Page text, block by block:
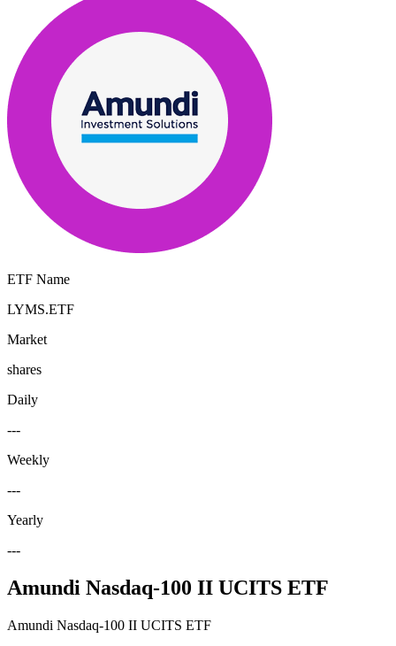
ETF Name
LYMS.ETF
Market
shares
Daily
---
Weekly
---
Yearly
---
Amundi Nasdaq-100 II UCITS ETF
Amundi Nasdaq-100 II UCITS ETF